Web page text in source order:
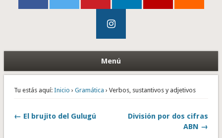
Menú
Tu estás aquí: Inicio › Gramática › Verbos, sustantivos y adjetivos
← El brujito del Gulugú
División por dos cifras
ABN →